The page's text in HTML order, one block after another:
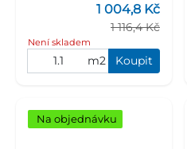
1 116,4 Kč
1 004,8 Kč
Není skladem
m2 Koupit
Na objednávku